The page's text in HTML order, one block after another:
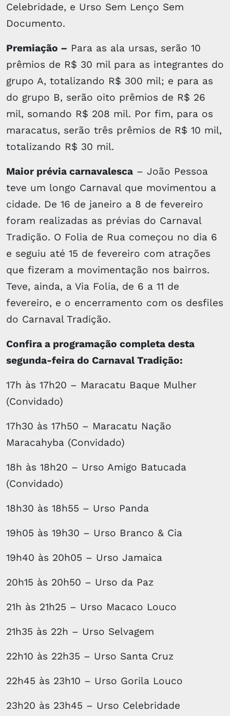
Celebridade, e Urso Sem Lenço Sem
Documento.
Premiação – Para as ala ursas, serão 10
prêmios de R$ 30 mil para as integrantes do
grupo A, totalizando R$ 300 mil; e para as
do grupo B, serão oito prêmios de R$ 26
mil, somando R$ 208 mil. Por fim, para os
maracatus, serão três prêmios de R$ 10 mil,
totalizando R$ 30 mil.
Maior prévia carnavalesca – João Pessoa
teve um longo Carnaval que movimentou a
cidade. De 16 de janeiro a 8 de fevereiro
foram realizadas as prévias do Carnaval
Tradição. O Folia de Rua começou no dia 6
e seguiu até 15 de fevereiro com atrações
que fizeram a movimentação nos bairros.
Teve, ainda, a Via Folia, de 6 a 11 de
fevereiro, e o encerramento com os desfiles
do Carnaval Tradição.
Confira a programação completa desta
segunda-feira do Carnaval Tradição:
17h às 17h20 – Maracatu Baque Mulher
(Convidado)
17h30 às 17h50 – Maracatu Nação
Maracahyba (Convidado)
18h às 18h20 – Urso Amigo Batucada
(Convidado)
18h30 às 18h55 – Urso Panda
19h05 às 19h30 – Urso Branco & Cia
19h40 às 20h05 – Urso Jamaica
20h15 às 20h50 – Urso da Paz
21h às 21h25 – Urso Macaco Louco
21h35 às 22h – Urso Selvagem
22h10 às 22h35 – Urso Santa Cruz
22h45 às 23h10 – Urso Gorila Louco
23h20 às 23h45 – Urso Celebridade